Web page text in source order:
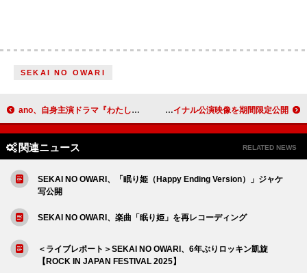
SEKAI NO OWARI
ano、自身主演ドラマ『わたしの相殺日記』主題歌を担当 平井 大、自身主催ビーチフェス【THE BEACH TRIP 2026】ファイナル公演映像を期間限定公開
関連ニュース RELATED NEWS
SEKAI NO OWARI、「眠り姫（Happy Ending Version）」ジャケ
写公開
SEKAI NO OWARI、楽曲「眠り姫」を再レコーディング
＜ライブレポート＞SEKAI NO OWARI、6年ぶりロッキン凱旋
【ROCK IN JAPAN FESTIVAL 2025】